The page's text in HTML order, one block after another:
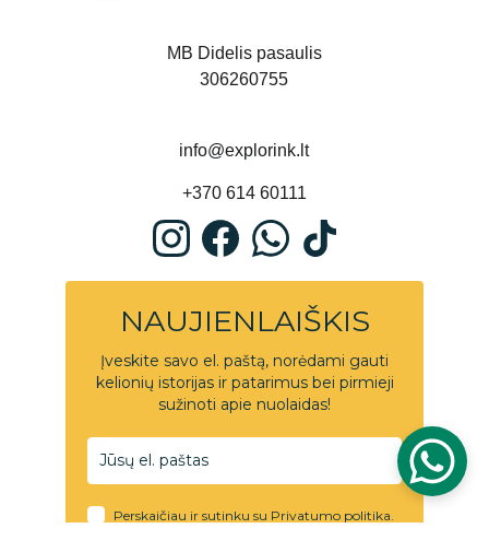
MB Didelis pasaulis
306260755
info@explorink.lt
+370 614 60111